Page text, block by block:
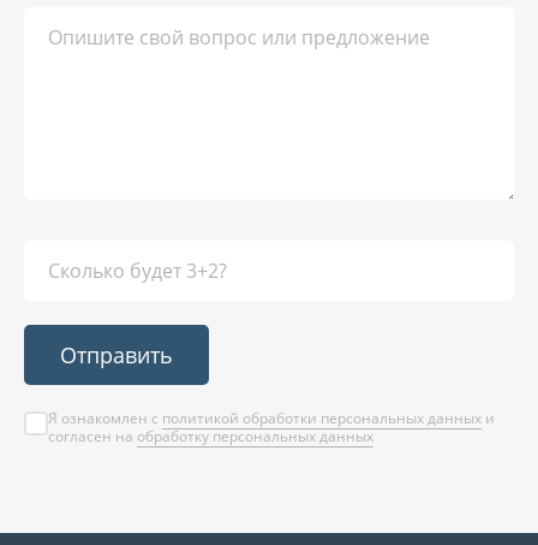
Отправить
Я ознакомлен с политикой обработки персональных данных и
согласен на обработку персональных данных